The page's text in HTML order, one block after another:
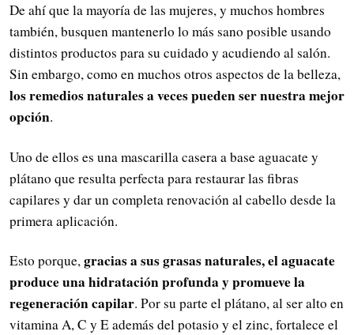
De ahí que la mayoría de las mujeres, y muchos hombres
también, busquen mantenerlo lo más sano posible usando
distintos productos para su cuidado y acudiendo al salón.
Sin embargo, como en muchos otros aspectos de la belleza,
los remedios naturales a veces pueden ser nuestra mejor
opción.
Uno de ellos es una mascarilla casera a base aguacate y
plátano que resulta perfecta para restaurar las fibras
capilares y dar un completa renovación al cabello desde la
primera aplicación.
Esto porque,gracias a sus grasas naturales, el aguacate
produce una hidratación profunda y promueve la
regeneración capilar. Por su parte el plátano, al ser alto en
vitamina A, C y E además del potasio y el zinc, fortalece el